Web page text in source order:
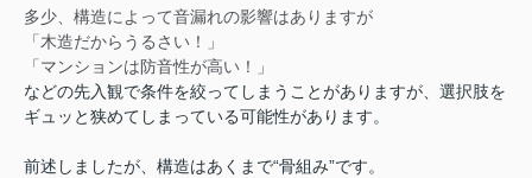
多少、構造によって音漏れの影響はありますが
「 木造だからうるさい！
」
「マンションは防音性が高い！」
などの先入観で条件を絞ってしまうことがありますが、選択肢を
ギュッと狭めてしまっている可能性があります。
前述しましたが、構造はあくまで“骨組み”です。